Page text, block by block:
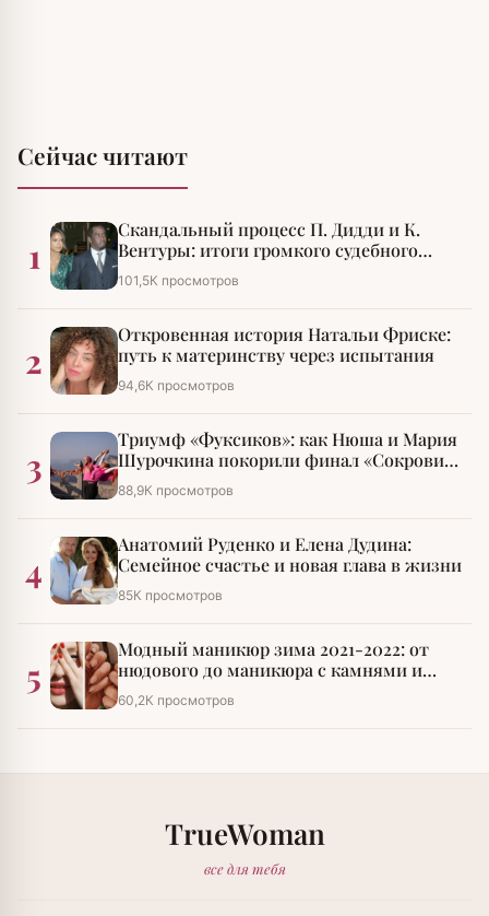
Сейчас читают
1
Скандальный процесс П. Дидди и К.
Вентуры: итоги громкого судебного
разбирательства
101,5К просмотров
2
Откровенная история Натальи Фриске:
путь к материнству через испытания
94,6К просмотров
3
Триумф «Фуксиков»: как Нюша и Мария
Шурочкина покорили финал «Сокровищ
императора»
88,9К просмотров
4
Анатомий Руденко и Елена Дудина:
Семейное счастье и новая глава в жизни
85К просмотров
5
Модный маникюр зима 2021-2022: от
нюдового до маникюра с камнями и
стразами
60,2К просмотров
TrueWoman
все для тебя